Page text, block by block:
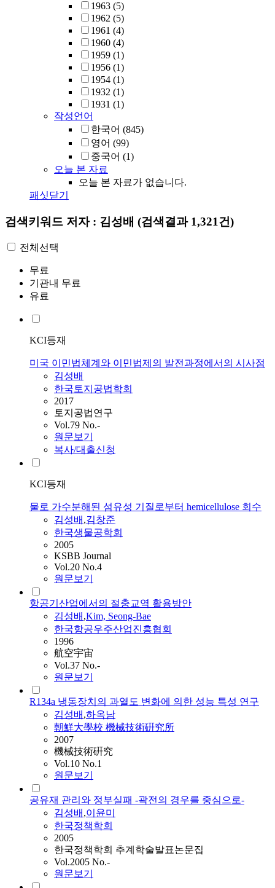
1963 (5)
1962 (5)
1961 (4)
1960 (4)
1959 (1)
1956 (1)
1954 (1)
1932 (1)
1931 (1)
작성언어
한국어 (845)
영어 (99)
중국어 (1)
오늘 본 자료
오늘 본 자료가 없습니다.
패싯닫기
검색키워드 저자 : 김성배 (검색결과 1,321건)
전체선택
무료
기관내 무료
유료
KCI등재
미국 이민법체계와 이민법제의 발전과정에서의 시사점
김성배
한국토지공법학회
2017
토지공법연구
Vol.79 No.-
원문보기
복사/대출신청
KCI등재
물로 가수분해된 섬유성 기질로부터 hemicellulose 회수
김성배 ,김창준
한국생물공학회
2005
KSBB Journal
Vol.20 No.4
원문보기
항공기산업에서의 절충교역 활용방안
김성배 ,Kim, Seong-Bae
한국항공우주산업진흥협회
1996
航空宇宙
Vol.37 No.-
원문보기
R134a 냉동장치의 과열도 변화에 의한 성능 특성 연구
김성배 ,하옥남
朝鮮大學校 機械技術硏究所
2007
機械技術硏究
Vol.10 No.1
원문보기
공유재 관리와 정부실패 -곽전의 경우를 중심으로-
김성배 ,이윤미
한국정책학회
2005
한국정책학회 추계학술발표논문집
Vol.2005 No.-
원문보기